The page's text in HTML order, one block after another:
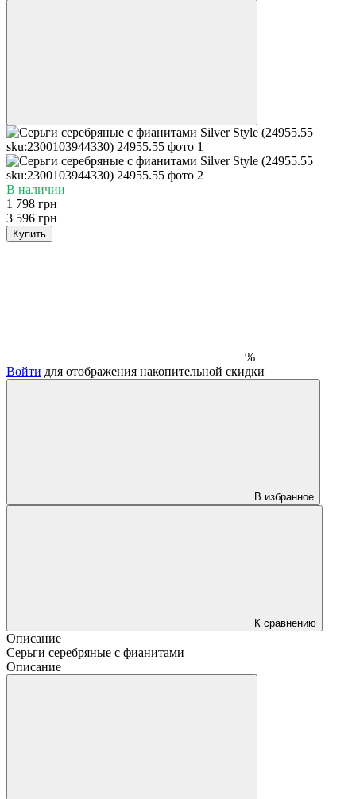
В наличии
1 798 грн
3 596 грн
Купить
%
Войти для отображения накопительной скидки
В избранное
К сравнению
Описание
Серьги серебряные с фианитами
Описание